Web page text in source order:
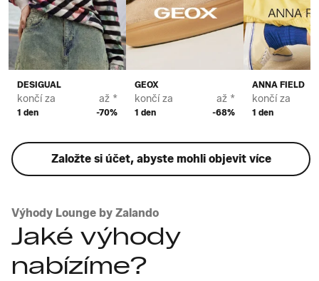
DESIGUAL
končí za
1 den
až *
-70%
GEOX
končí za
1 den
až *
-68%
ANNA FIELD
končí za
1 den
Založte si účet, abyste mohli objevit více
Výhody Lounge by Zalando
Jaké výhody
nabízíme?